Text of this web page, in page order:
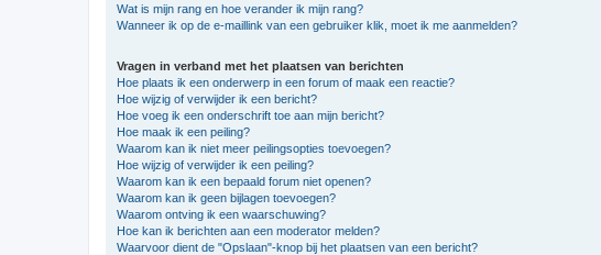
Wat is mijn rang en hoe verander ik mijn rang?
Wanneer ik op de e-maillink van een gebruiker klik, moet ik me aanmelden?
Vragen in verband met het plaatsen van berichten
Hoe plaats ik een onderwerp in een forum of maak een reactie?
Hoe wijzig of verwijder ik een bericht?
Hoe voeg ik een onderschrift toe aan mijn bericht?
Hoe maak ik een peiling?
Waarom kan ik niet meer peilingsopties toevoegen?
Hoe wijzig of verwijder ik een peiling?
Waarom kan ik een bepaald forum niet openen?
Waarom kan ik geen bijlagen toevoegen?
Waarom ontving ik een waarschuwing?
Hoe kan ik berichten aan een moderator melden?
Waarvoor dient de "Opslaan"-knop bij het plaatsen van een bericht?